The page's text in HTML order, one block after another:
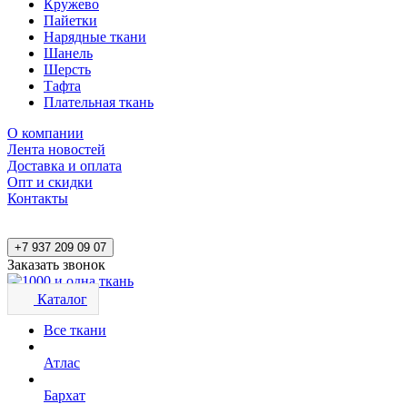
Кружево
Пайетки
Нарядные ткани
Шанель
Шерсть
Тафта
Плательная ткань
О компании
Лента новостей
Доставка и оплата
Опт и скидки
Контакты
+7 937 209 09 07
Заказать звонок
Каталог
Все ткани
Атлас
Бархат